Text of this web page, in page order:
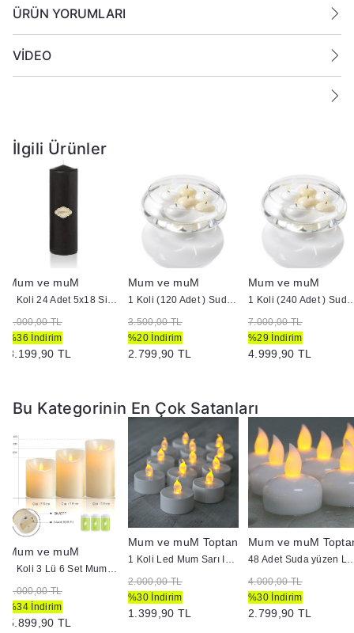
ÜRÜN YORUMLARI
VİDEO
İlgili Ürünler
Mum ve muM
1 Koli 24 Adet 5x18 Siyah Silindir Kütük Mum
5.000,00 TL
%36 İndirim
3.199,90 TL
Mum ve muM
1 Koli (120 Adet ) Suda Yüzen Mum
3.500,00 TL
%20 İndirim
2.799,90 TL
Mum ve muM
1 Koli (240 Adet )
7.000,00 TL
%29 İndirim
4.999,90 TL
Bu Kategorinin En Çok Satanları
Mum ve muM
1 Koli 3 Lü 6 Set Mum Görünümlü Hareket Alev Set Mum
9.000,00 TL
%34 İndirim
5.899,90 TL
Mum ve muM Toptan
1 Koli Led Mum Sarı Işık Pili Mum
2.000,00 TL
%30 İndirim
1.399,90 TL
Mum ve muM
48 Adet Suda
4.000,00 TL
%30 İndirim
2.799,90 TL